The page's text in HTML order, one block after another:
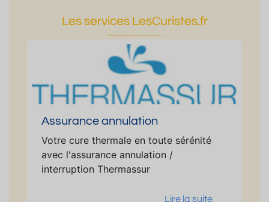
Les services LesCuristes.fr
Assurance annulation
Votre cure thermale en toute sérénité
avec l'assurance annulation /
interruption Thermassur
Lire la suite